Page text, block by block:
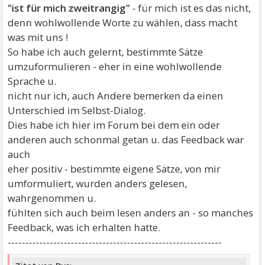
"ist für mich zweitrangig" - für mich ist es das nicht,
denn wohlwollende Worte zu wählen, dass macht
was mit uns !
So habe ich auch gelernt, bestimmte Sätze
umzuformulieren - eher in eine wohlwollende
Sprache u.
nicht nur ich, auch Andere bemerken da einen
Unterschied im Selbst-Dialog.
Dies habe ich hier im Forum bei dem ein oder
anderen auch schonmal getan u. das Feedback war
auch
eher positiv - bestimmte eigene Sätze, von mir
umformuliert, wurden anders gelesen,
wahrgenommen u.
fühlten sich auch beim lesen anders an - so manches
Feedback, was ich erhalten hatte.
-------------------------------------------------------------